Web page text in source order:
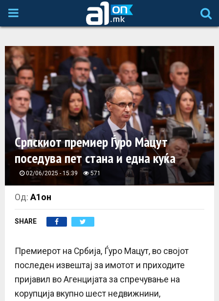
P
I
M
A
R
M
E
N
U
Српскиот премиер Ѓуро Мацут
поседува пет стана и една куќа
02/06/2025 - 15:39 571
Од:А1он
SHARE
Премиерот на Србија, Ѓуро Мацут, во својот
последен извештај за имотот и приходите
пријавил во Агенцијата за спречување на
корупција вкупно шест недвижнини,